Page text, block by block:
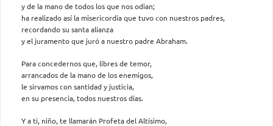
y de la mano de todos los que nos odian;
ha realizado así la misericordia que tuvo con nuestros padres,
recordando su santa alianza
y el juramento que juró a nuestro padre Abraham.
Para concedernos que, libres de temor,
arrancados de la mano de los enemigos,
le sirvamos con santidad y justicia,
en su presencia, todos nuestros días.
Y a ti, niño, te llamarán Profeta del Altísimo,